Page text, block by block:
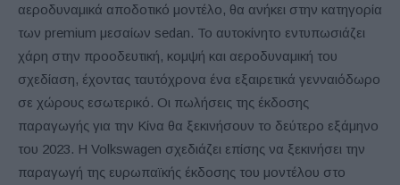
αεροδυναμικά αποδοτικό μοντέλο, θα ανήκει στην κατηγορία
των premium μεσαίων sedan. Το αυτοκίνητο εντυπωσιάζει
χάρη στην προοδευτική, κομψή και αεροδυναμική του
σχεδίαση, έχοντας ταυτόχρονα ένα εξαιρετικά γενναιόδωρο
σε χώρους εσωτερικό. Οι πωλήσεις της έκδοσης
παραγωγής για την Κίνα θα ξεκινήσουν το δεύτερο εξάμηνο
του 2023. Η Volkswagen σχεδιάζει επίσης να ξεκινήσει την
παραγωγή της ευρωπαϊκής έκδοσης του μοντέλου στο